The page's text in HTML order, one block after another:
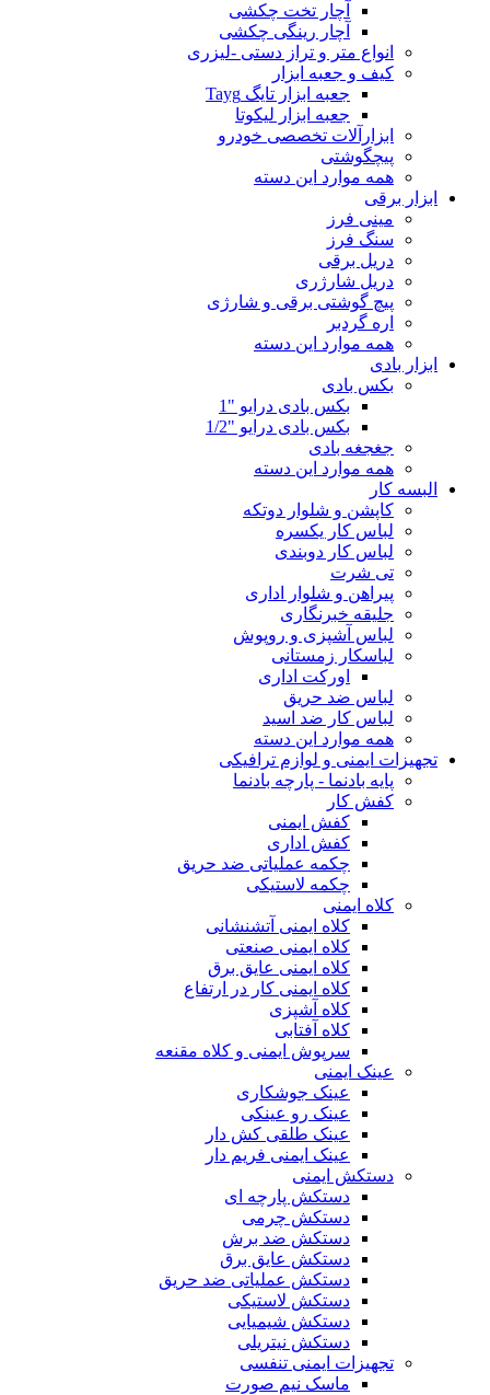
آچار تخت چکشی
آچار رینگی چکشی
انواع متر و تراز دستی -لیزری
کیف و جعبه ابزار
جعبه ابزار تایگ Tayg
جعبه ابزار لیکوتا
ابزارآلات تخصصی خودرو
پیچگوشتی
همه موارد این دسته
ابزار برقی
مینی فرز
سنگ فرز
دریل برقی
دریل شارژری
پیچ گوشتی برقی و شارژی
اره گردبر
همه موارد این دسته
ابزار بادی
بکس بادی
بکس بادی درایو "1
بکس بادی درایو "1/2
جغجغه بادی
همه موارد این دسته
البسه کار
کاپشن و شلوار دوتکه
لباس کار یکسره
لباس کار دوبندی
تی شرت
پیراهن و شلوار اداری
جلیقه خبرنگاری
لباس آشپزی و روپوش
لباسکار زمستانی
اورکت اداری
لباس ضد حریق
لباس کار ضد اسید
همه موارد این دسته
تجهیزات ایمنی و لوازم ترافیکی
پایه بادنما - پارچه بادنما
کفش کار
کفش ایمنی
کفش اداری
چکمه عملیاتی ضد حریق
چکمه لاستیکی
کلاه ایمنی
کلاه ایمنی آتشنشانی
کلاه ایمنی صنعتی
کلاه ایمنی عایق برق
کلاه ایمنی کار در ارتفاع
کلاه آشپزی
کلاه آفتابی
سرپوش ایمنی و کلاه مقنعه
عینک ایمنی
عینک جوشکاری
عینک رو عینکی
عینک طلقی کش دار
عینک ایمنی فریم دار
دستکش ایمنی
دستکش پارچه ای
دستکش چرمی
دستکش ضد برش
دستکش عایق برق
دستکش عملیاتی ضد حریق
دستکش لاستیکی
دستکش شیمیایی
دستکش نیتریلی
تجهیزات ایمنی تنفسی
ماسک نیم صورت